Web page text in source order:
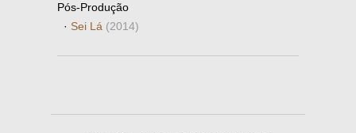
Pós-Produção
· Sei Lá (2014)